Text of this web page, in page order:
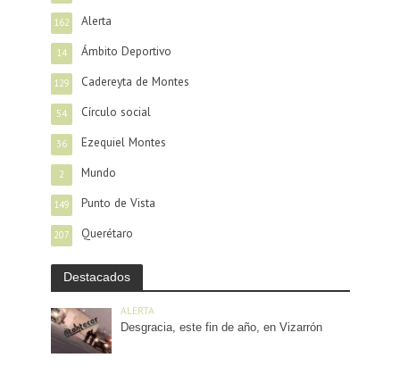
Alerta
162
Ámbito Deportivo
14
Cadereyta de Montes
129
Círculo social
54
Ezequiel Montes
36
Mundo
2
Punto de Vista
149
Querétaro
207
Destacados
ALERTA
Desgracia, este fin de año, en Vizarrón